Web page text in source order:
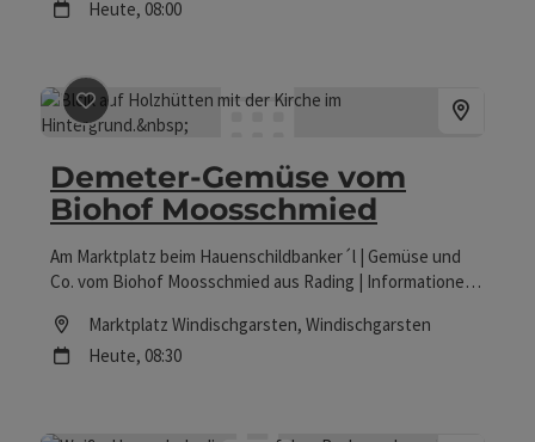
Nächster Termin
Heute, 08:00
Beitrag merken : Demeter-Gemüse vom Biohof
Demeter-Gemüse vom
Biohof Moosschmied
Am Marktplatz beim Hauenschildbanker´l | Gemüse und
Co. vom Biohof Moosschmied aus Rading | Informationen:
Location
Marktplatz Windischgarsten, Windischgarsten
Nächster Termin
Heute, 08:30